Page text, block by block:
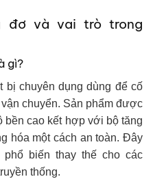
đơ và vai trò trong
gì?
bị chuyên dụng dùng để cố
chuyển. Sản phẩm được
bền cao kết hợp với bộ tăng
hóa một cách an toàn. Đây
biến thay thế cho các
thống.